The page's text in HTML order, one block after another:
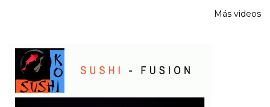
Más videos